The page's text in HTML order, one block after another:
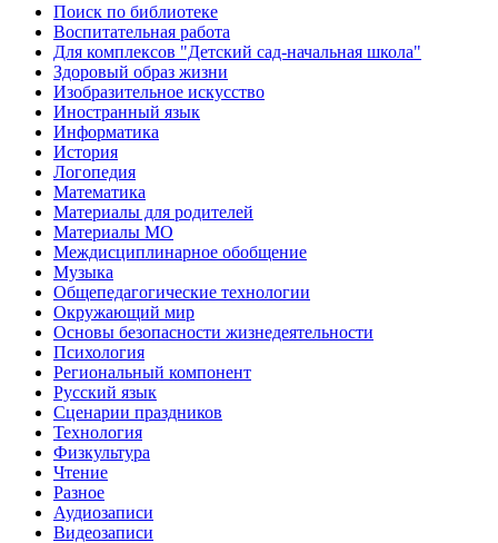
Поиск по библиотеке
Воспитательная работа
Для комплексов "Детский сад-начальная школа"
Здоровый образ жизни
Изобразительное искусство
Иностранный язык
Информатика
История
Логопедия
Математика
Материалы для родителей
Материалы МО
Междисциплинарное обобщение
Музыка
Общепедагогические технологии
Окружающий мир
Основы безопасности жизнедеятельности
Психология
Региональный компонент
Русский язык
Сценарии праздников
Технология
Физкультура
Чтение
Разное
Аудиозаписи
Видеозаписи